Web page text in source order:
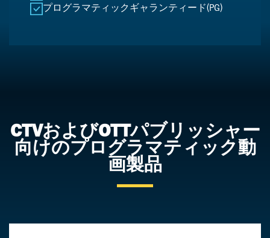
プログラマティックギャランティード(PG)
CTVおよびOTTパブリッシャー
向けのプログラマティック動
画製品